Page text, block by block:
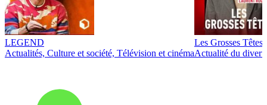
LEGEND
Actualités, Culture et société, Télévision et cinéma
Les Grosses Têtes
Actualité du